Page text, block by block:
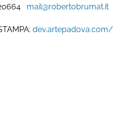
mail@robertobrumat.it
dev.artepadova.com/